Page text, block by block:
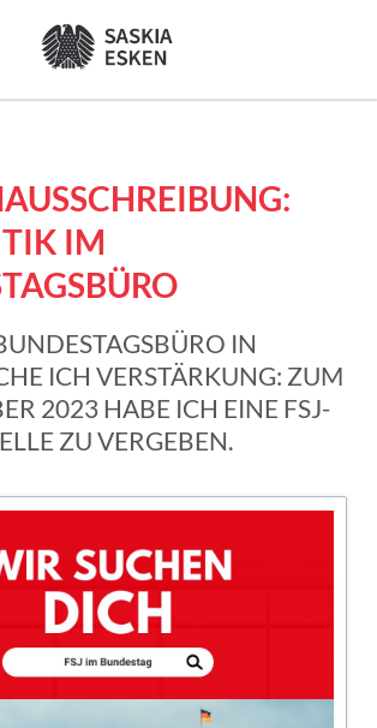
IM
IN
ICH VERSTÄRKUNG: ZUM
2023 HABE ICH EINE FSJ-
ZU VERGEBEN.